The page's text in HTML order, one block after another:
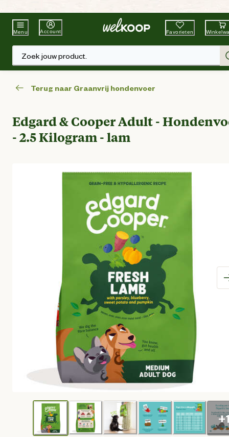
Beste WinkelketenTuin & Dier
Menu Account Favorieten
Zoek jouw product.
Terug naar Graanvrij hondenvoer
Edgard & Cooper Adult -
- 2.5 Kilogram - lam
+